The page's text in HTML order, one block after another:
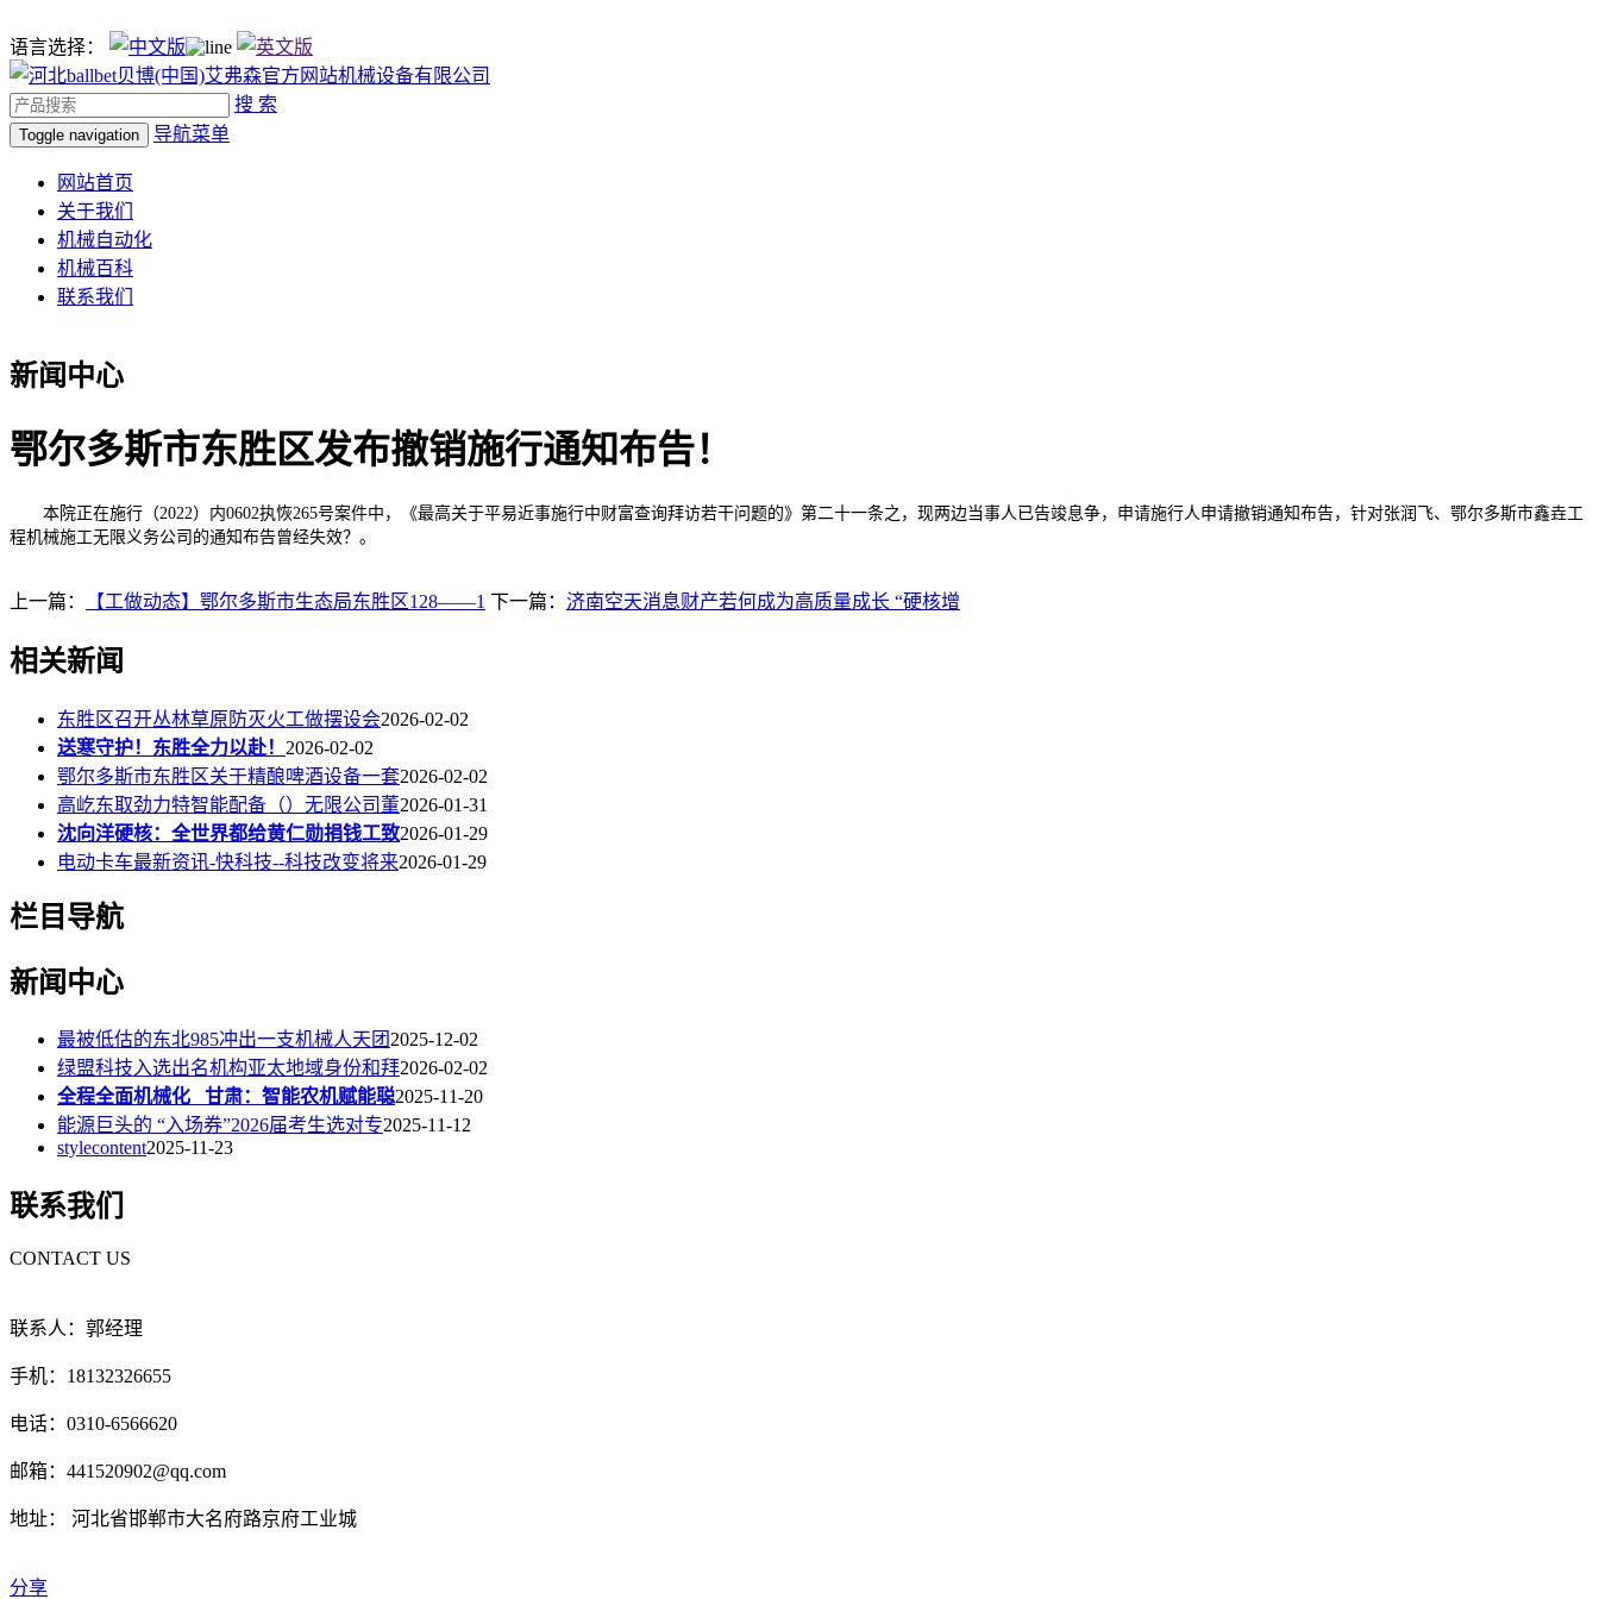
语言选择：
搜 索
Toggle navigation 导航菜单
网站首页
关于我们
机械自动化
机械百科
联系我们
新闻中心
鄂尔多斯市东胜区发布撤销施行通知布告！
本院正在施行（2022）内0602执恢265号案件中，《最高关于平易近事施行中财富查询拜访若干问题的》第二十一条之，现两边当事人已告竣息争，申请施行人申请撤销通知布告，针对张润飞、鄂尔多斯市鑫垚工
程机械施工无限义务公司的通知布告曾经失效？。
上一篇： 【工做动态】鄂尔多斯市生态局东胜区128——1 下一篇： 济南空天消息财产若何成为高质量成长 “硬核增
相关新闻
东胜区召开丛林草原防灭火工做摆设会2026-02-02
送寒守护！东胜全力以赴！ 2026-02-02
鄂尔多斯市东胜区关于精酿啤酒设备一套2026-02-02
高屹东取劲力特智能配备（）无限公司董2026-01-31
沈向洋硬核：全世界都给黄仁勋捐钱工致2026-01-29
电动卡车最新资讯-快科技--科技改变将来2026-01-29
栏目导航
新闻中心
最被低估的东北985冲出一支机械人天团2025-12-02
绿盟科技入选出名机构亚太地域身份和拜2026-02-02
全程全面机械化 甘肃：智能农机赋能聪2025-11-20
能源巨头的 “入场券”2026届考生选对专2025-11-12
stylecontent2025-11-23
联系我们
CONTACT US
联系人：郭经理
手机：18132326655
电话：0310-6566620
邮箱：441520902@qq.com
地址： 河北省邯郸市大名府路京府工业城
分享